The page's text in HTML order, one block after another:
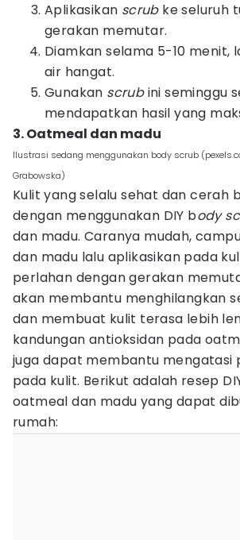
Aplikasikan scrubke seluruh
gerakan memutar.
Diamkan selama 5-10 menit,
air hangat.
Gunakan scrubini seminggu
mendapatkan hasil yang
3. Oatmeal dan madu
Ilustrasi sedang menggunakan body scrub
Grabowska)
Kulit yang selalu sehat dan cerah
dengan menggunakan DIY body
dan madu. Caranya mudah,
dan madu lalu aplikasikan pada
perlahan dengan gerakan
akan membantu menghilangkan
dan membuat kulit terasa lebih
kandungan antioksidan pada
juga dapat membantu mengatasi
pada kulit. Berikut adalah resep
oatmeal dan madu yang dapat
rumah: